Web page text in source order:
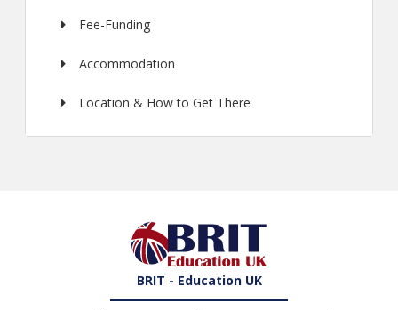
Fee-Funding
Accommodation
Location & How to Get There
BRIT - Education UK